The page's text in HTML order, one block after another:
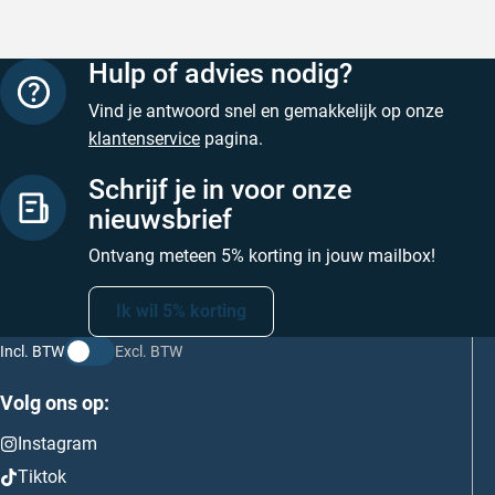
Hulp of advies nodig?
Vind je antwoord snel en gemakkelijk op onze
klantenservice pagina.
Schrijf je in voor onze
nieuwsbrief
Ontvang meteen 5% korting in jouw mailbox!
Ik wil 5% korting
Incl. BTW Excl. BTW
Volg ons op:
Instagram
Tiktok